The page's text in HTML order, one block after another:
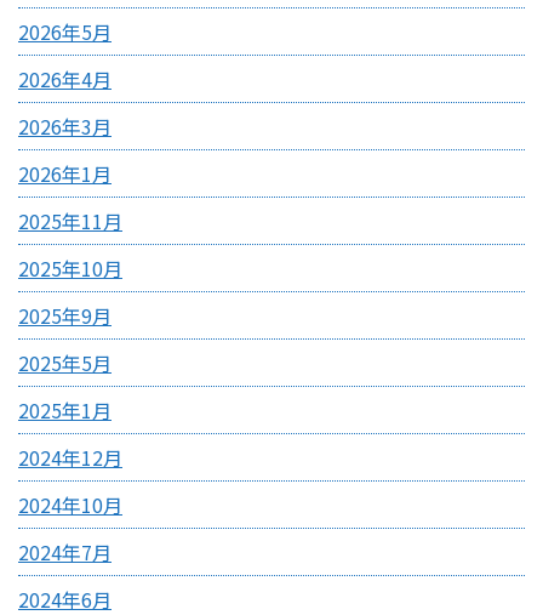
2026年5月
2026年4月
2026年3月
2026年1月
2025年11月
2025年10月
2025年9月
2025年5月
2025年1月
2024年12月
2024年10月
2024年7月
2024年6月